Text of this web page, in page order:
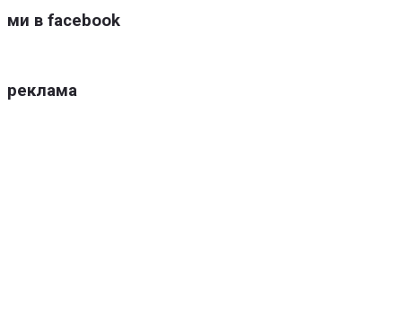
ми в facebook
реклама